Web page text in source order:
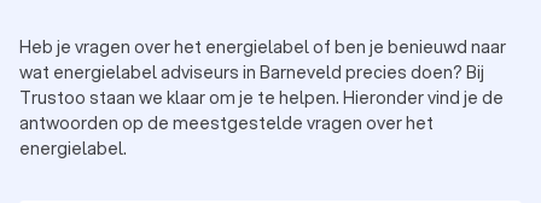
Heb je vragen over het energielabel of ben je benieuwd naar
wat energielabel adviseurs in Barneveld precies doen? Bij
Trustoo staan we klaar om je te helpen. Hieronder vind je de
antwoorden op de meestgestelde vragen over het
energielabel.